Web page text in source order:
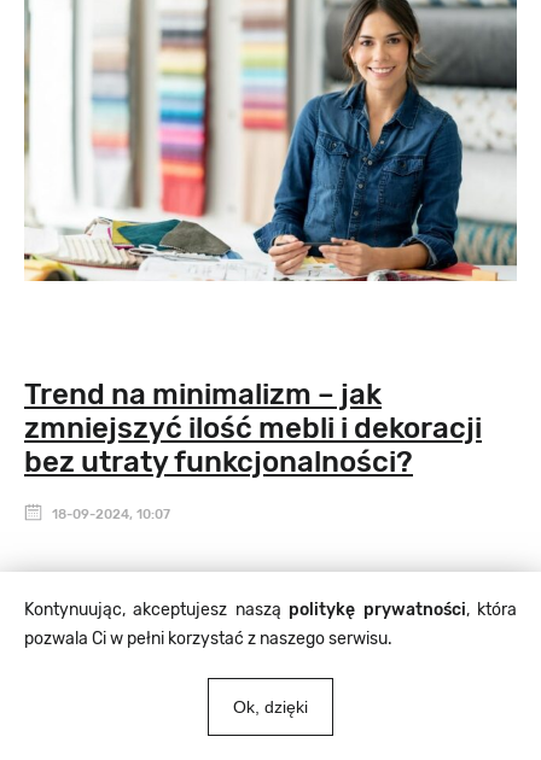
Trend na minimalizm – jak
zmniejszyć ilość mebli i dekoracji
bez utraty funkcjonalności?
18-09-2024, 10:07
nieumiejętna redukcja przedmiotów z pomieszczenia
może przekładać się na obniżenie funkcjonalności
Kontynuując, akceptujesz naszą politykę prywatności, która
pozwala Ci w pełni korzystać z naszego serwisu.
Ok, dzięki